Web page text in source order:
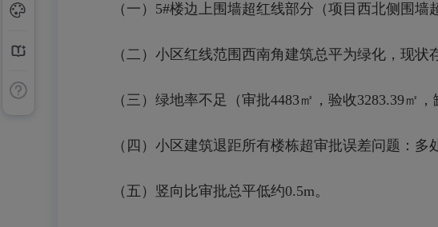
（一）5#楼边上围墙超红线部分（项目西北侧围墙
（二）小区红线范围西南角建筑总平为绿化，现状
（三）绿地率不足（审批4483㎡，验收3283.39㎡，
（四）小区建筑退距所有楼栋超审批误差问题：多处
（五）竖向比审批总平低约0.5m。